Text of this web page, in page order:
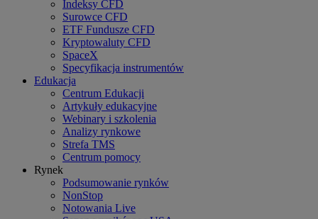
Indeksy CFD
Surowce CFD
ETF Fundusze CFD
Kryptowaluty CFD
SpaceX
Specyfikacja instrumentów
Edukacja
Centrum Edukacji
Artykuły edukacyjne
Webinary i szkolenia
Analizy rynkowe
Strefa TMS
Centrum pomocy
Rynek
Podsumowanie rynków
NonStop
Notowania Live